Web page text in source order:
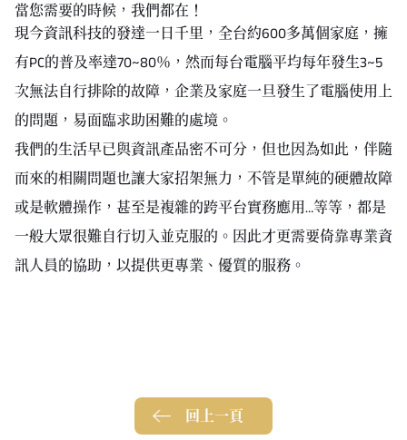
當您需要的時候，我們都在！
現今資訊科技的發達一日千里，全台約600多萬個家庭，擁
有PC的普及率達70~80％，然而每台電腦平均每年發生3~5
次無法自行排除的故障，企業及家庭一旦發生了電腦使用上
的問題，易面臨求助困難的處境。
我們的生活早已與資訊產品密不可分，但也因為如此，伴隨
而來的相關問題也讓大家招架無力，不管是單純的硬體故障
或是軟體操作，甚至是複雜的跨平台實務應用…等等，都是
一般大眾很難自行切入並克服的。因此才更需要倚靠專業資
訊人員的協助，以提供更專業、優質的服務。
回上一頁